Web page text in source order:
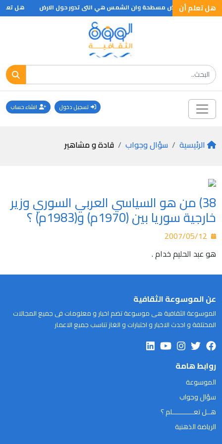
هل تعلم أن هل
تسجيل دخول انشاء حساب
الرئيسية سؤال وجواب قادة و مشاهير
38) من هو السياسي العربي السوري وزير
خارجية سوريا بين (1970م) و(1983م) ؟
هو عبد الحليم خدام .
عن الموسوعة الثقافية
الموسوعة الثقافية هى موسوعة تضم اخبار و معلومات فى جميع المجالات
المختلفة و احدث الاخبار و اختبارات و الغاز تناسب جميع الاعمار
روابط هامة
الموسوعة
سؤال وجواب
هــل تعـــــــــــلم ؟
الرياضة الذهنية